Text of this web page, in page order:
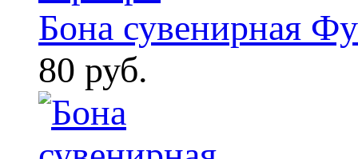
Бона сувенирная
80 руб.